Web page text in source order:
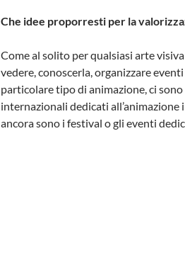
Che idee proporresti per la
Come al solito per qualsiasi arte
vedere, conoscerla, organizzare
particolare tipo di animazione, ci
internazionali dedicati all’animazione
ancora sono i festival o gli eventi